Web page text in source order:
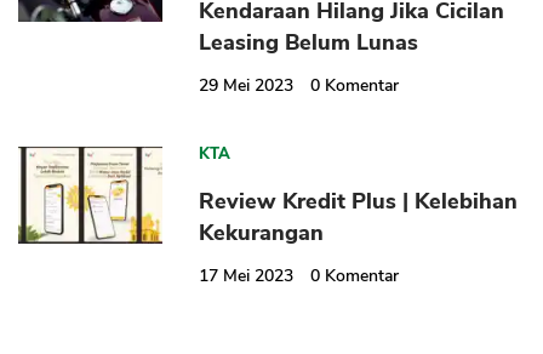
Kendaraan Hilang Jika Cicilan
Leasing Belum Lunas
29 Mei 2023 0 Komentar
KTA
Review Kredit Plus | Kelebihan
Kekurangan
17 Mei 2023 0 Komentar